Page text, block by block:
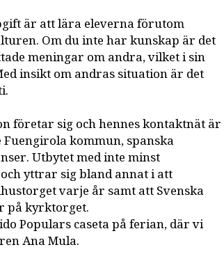
är att lära eleverna förutom
Om du inte har kunskap är det
meningar om andra, vilket i sin
insikt om andras situation är det
företar sig och hennes kontaktnät är
kommun, spanska
Utbytet med inte minst
yttrar sig bland annat i att
varje år samt att Svenska
på kyrktorget.
Populars caseta på ferian, där vi
Ana Mula.